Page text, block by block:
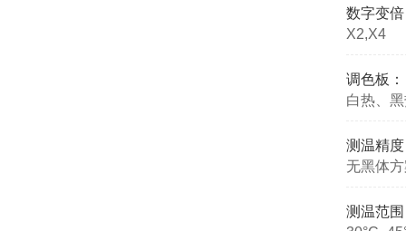
数字变
X2,X4
调色板：
白热、
测温精
无黑体
测温范